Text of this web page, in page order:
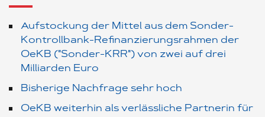
Aufstockung der Mittel aus dem Sonder-
Kontrollbank-Refinanzierungsrahmen der
OeKB ("Sonder-KRR") von zwei auf drei
Milliarden Euro
Bisherige Nachfrage sehr hoch
OeKB weiterhin als verlässliche Partnerin für